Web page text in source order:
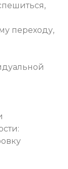
переходу,